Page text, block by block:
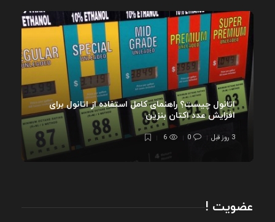
اتانول چیست؟ راهنمای کامل استفاده از اتانول برای
افزایش عدد اکتان بنزین
3 روز قبل 0
6
عضویت !